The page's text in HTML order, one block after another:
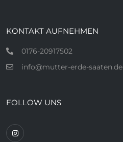
KONTAKT AUFNEHMEN
0176-20917502
info@mutter-erde-saaten.de
FOLLOW UNS